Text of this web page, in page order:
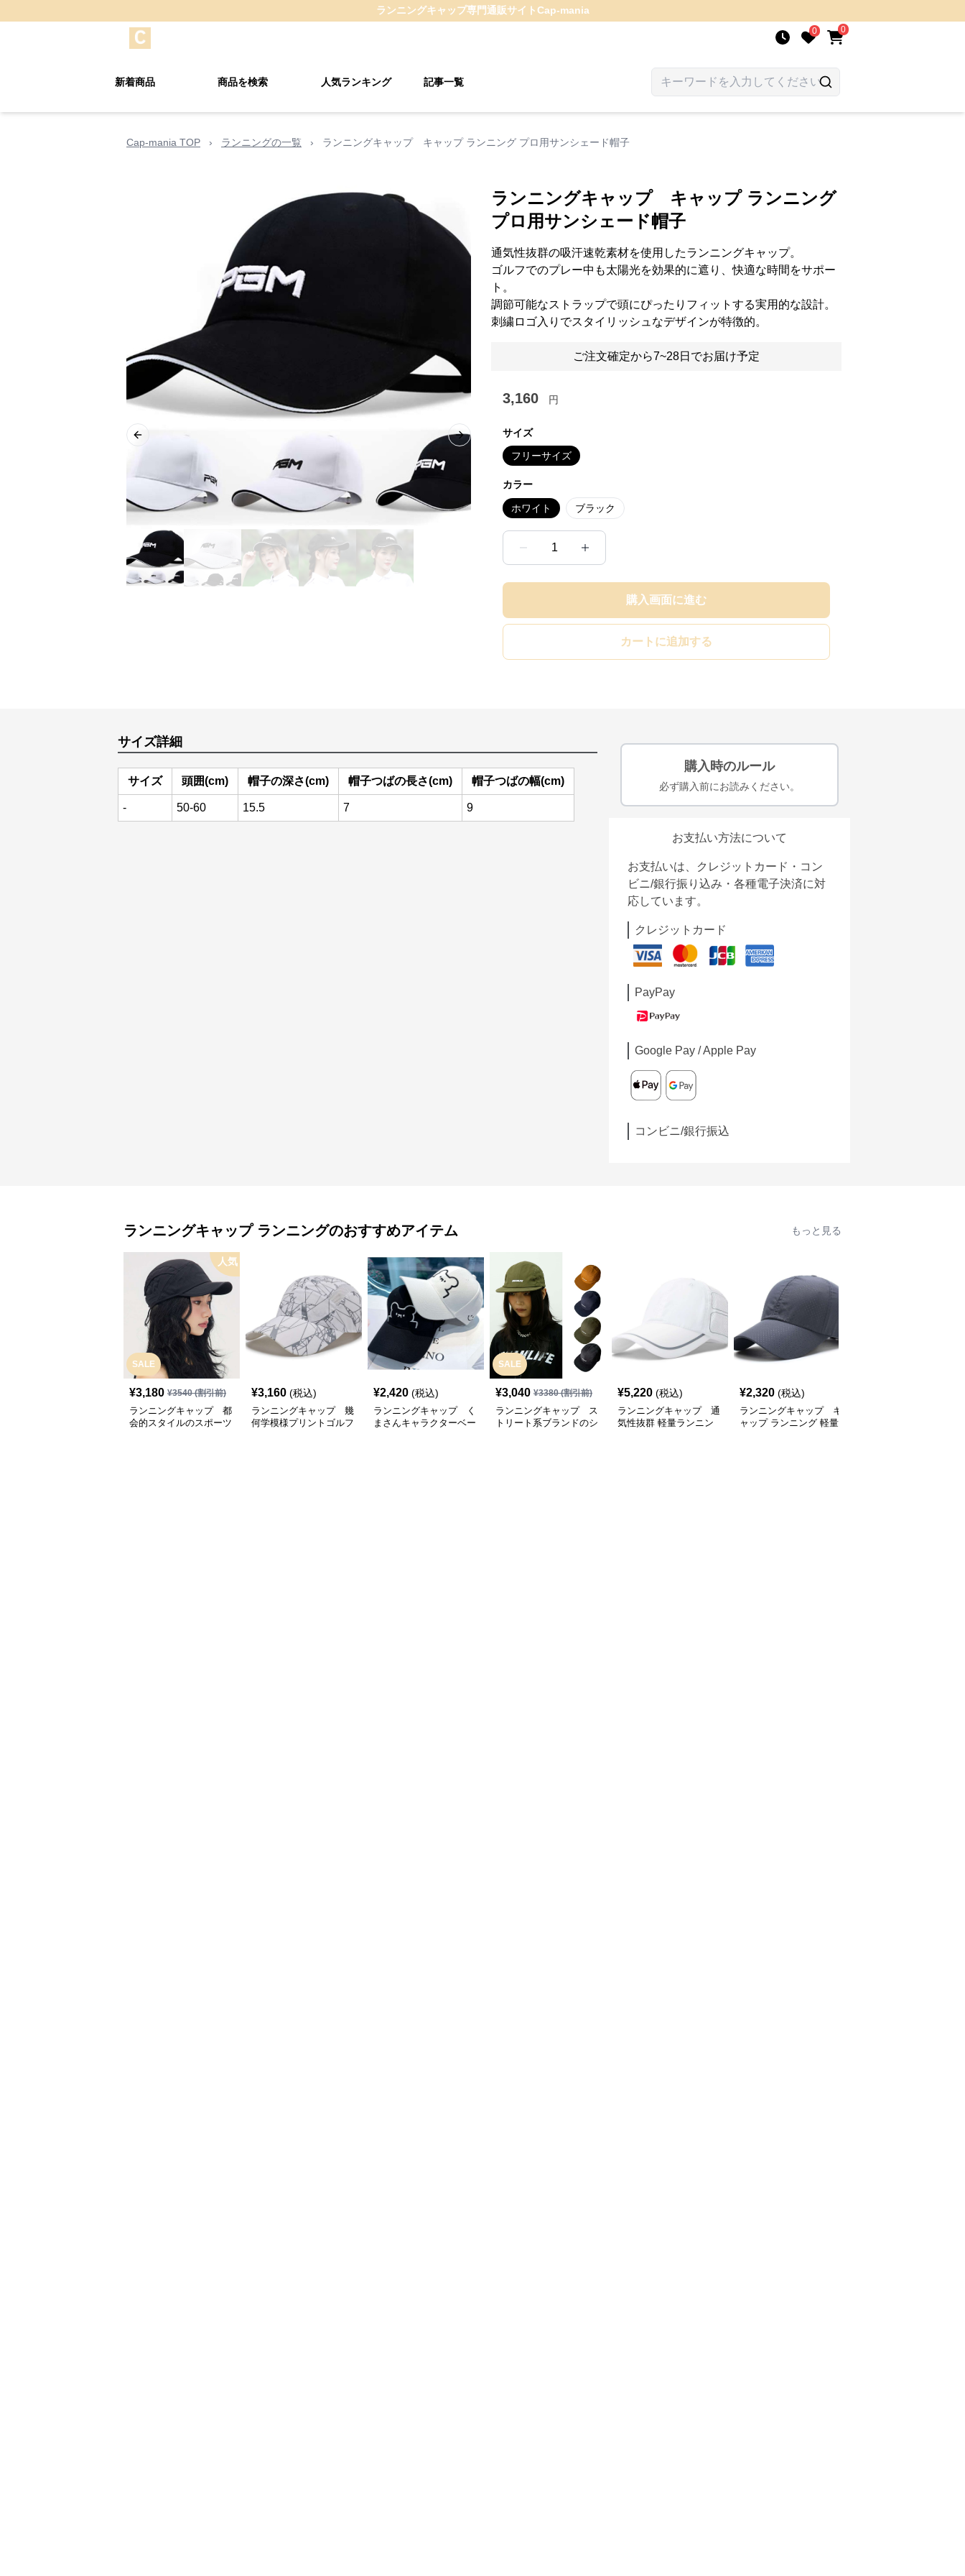
ランニングキャップ専門通販サイトCap-mania
0 0
新着商品 商品を検索 人気ランキング 記事一覧
Cap-mania TOP › ランニングの一覧 › ランニングキャップ キャップ ランニング プロ用サンシェード帽子
Previous slide Next slide
ランニングキャップ キャップ ランニング
プロ用サンシェード帽子
通気性抜群の吸汗速乾素材を使用したランニングキャップ。
ゴルフでのプレー中も太陽光を効果的に遮り、快適な時間をサポー
ト。
調節可能なストラップで頭にぴったりフィットする実用的な設計。
刺繍ロゴ入りでスタイリッシュなデザインが特徴的。
ご注文確定から7~28日でお届け予定
3,160 円
サイズ
フリーサイズ
カラー
ホワイト ブラック
1
購入画面に進む
カートに追加する
サイズ詳細
サイズ 頭囲(cm) 帽子の深さ(cm) 帽子つばの長さ(cm) 帽子つばの幅(cm)
- 50-60 15.5 7 9
購入時のルール
必ず購入前にお読みください。
お支払い方法について
お支払いは、クレジットカード・コン
ビニ/銀行振り込み・各種電子決済に対
応しています。
クレジットカード
PayPay
Google Pay / Apple Pay
コンビニ/銀行振込
ランニングキャップ ランニングのおすすめアイテム もっと見る
SALE
人気
¥3,180 ¥3540(割引前)
ランニングキャップ 都
会的スタイルのスポーツ
¥3,160 (税込)
ランニングキャップ 幾
何学模様プリントゴルフ
¥2,420 (税込)
ランニングキャップ く
まさんキャラクターベー
SALE
¥3,040 ¥3380(割引前)
ランニングキャップ ス
トリート系ブランドのシ
¥5,220 (税込)
ランニングキャップ 通
気性抜群 軽量ランニン
¥2,320 (税込)
ランニングキャップ キ
ャップ ランニング 軽量